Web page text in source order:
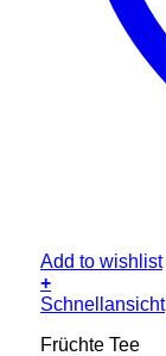
Add to wishlist
+
Schnellansicht
Früchte Tee